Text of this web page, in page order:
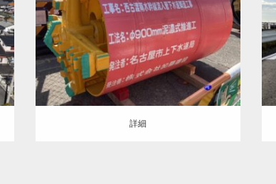
土木・建築（ALL） 推進・シールド
詳細
詳細